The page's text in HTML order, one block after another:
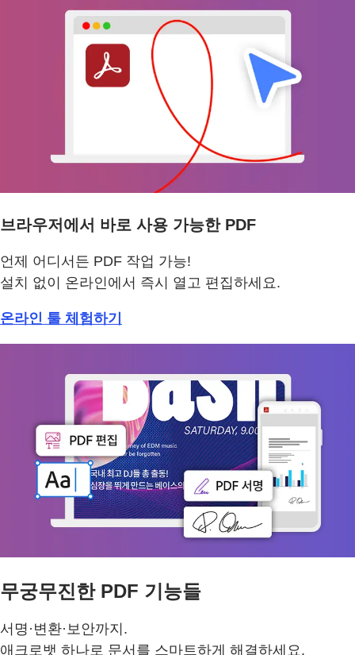
브라우저에서 바로 사용 가능한 PDF
언제 어디서든 PDF 작업 가능!
설치 없이 온라인에서 즉시 열고 편집하세요.
온라인 툴 체험하기
무궁무진한 PDF 기능들
서명·변환·보안까지.
애크로뱃 하나로 문서를 스마트하게 해결하세요.